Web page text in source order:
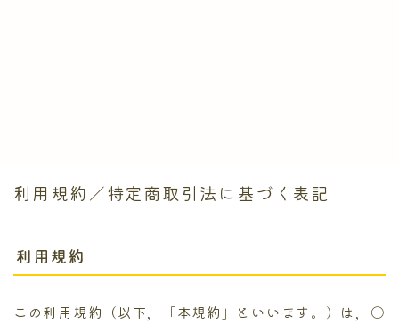
利用規約／特定商取引法に基づく表記
利用規約
この利用規約（以下，「本規約」といいます。）は，〇